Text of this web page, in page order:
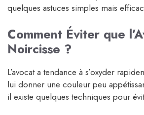
quelques astuces simples mais
Comment Éviter que
Noircisse ?
L’avocat a tendance à s’oxyder
lui donner une couleur peu
il existe quelques techniques pour